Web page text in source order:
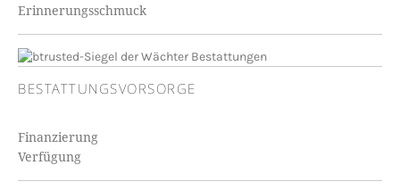
Erinnerungsschmuck
BESTATTUNGSVORSORGE
Finanzierung
Verfügung